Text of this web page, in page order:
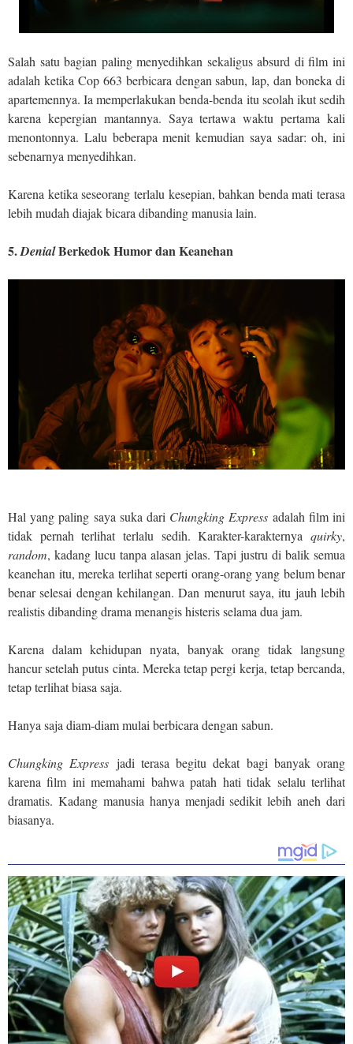
Salah satu bagian paling menyedihkan sekaligus absurd di film ini
adalah ketika Cop 663 berbicara dengan sabun, lap, dan boneka di
apartemennya. Ia memperlakukan benda-benda itu seolah ikut sedih
karena kepergian mantannya. Saya tertawa waktu pertama kali
menontonnya. Lalu beberapa menit kemudian saya sadar: oh, ini
sebenarnya menyedihkan.
Karena ketika seseorang terlalu kesepian, bahkan benda mati terasa
lebih mudah diajak bicara dibanding manusia lain.
5.DenialBerkedok Humor dan Keanehan
Hal yang paling saya suka dari Chungking Express adalah film ini
tidak pernah terlihat terlalu sedih. Karakter-karakternya quirky,
random, kadang lucu tanpa alasan jelas. Tapi justru di balik semua
keanehan itu, mereka terlihat seperti orang-orang yang belum benar
benar selesai dengan kehilangan. Dan menurut saya, itu jauh lebih
realistis dibanding drama menangis histeris selama dua jam.
Karena dalam kehidupan nyata, banyak orang tidak langsung
hancur setelah putus cinta. Mereka tetap pergi kerja, tetap bercanda,
tetap terlihat biasa saja.
Hanya saja diam-diam mulai berbicara dengan sabun.
Chungking Express jadi terasa begitu dekat bagi banyak orang
karena film ini memahami bahwa patah hati tidak selalu terlihat
dramatis. Kadang manusia hanya menjadi sedikit lebih aneh dari
biasanya.